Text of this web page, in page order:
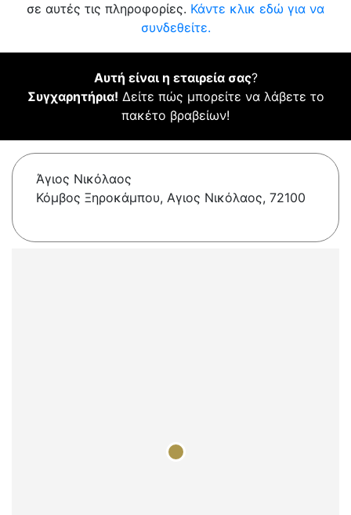
σε αυτές τις πληροφορίες. Κάντε κλικ εδώ για να
συνδεθείτε.
Αυτή είναι η εταιρεία σας?
Συγχαρητήρια! Δείτε πώς μπορείτε να λάβετε το
πακέτο βραβείων!
Άγιος Νικόλαος
Κόμβος Ξηροκάμπου, Αγιος Νικόλαος, 72100